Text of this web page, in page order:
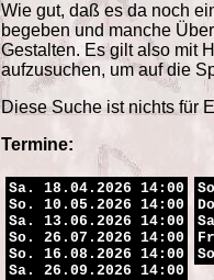
Wie gut, daß es da noch
begeben und manche
Gestalten. Es gilt also mit
aufzusuchen, um auf die
Diese Suche ist nichts für
Termine:
Sa. 18.04.2026 14:00
So. 10.05.2026 14:00
Sa. 13.06.2026 14:00
So. 26.07.2026 14:00
So. 16.08.2026 14:00
Sa. 26.09.2026 14:00